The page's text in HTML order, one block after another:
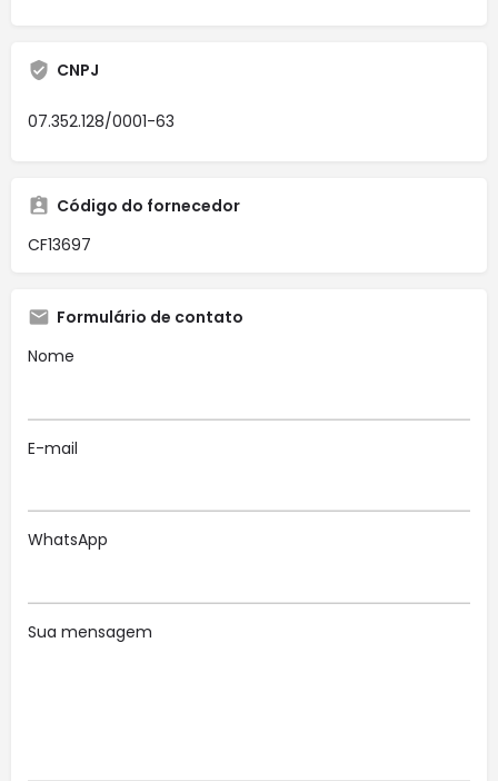
CNPJ
07.352.128/0001-63
Código do fornecedor
CF13697
Formulário de contato
Nome
E-mail
WhatsApp
Sua mensagem